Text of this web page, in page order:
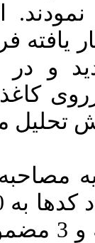
فردی به
اسرع
محتوای
ایجاد شد که در
طبقه، 6 طبقه و